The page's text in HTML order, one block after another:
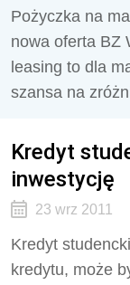
Pożyczka na
nowa oferta BZ
leasing to dla
szansa na
Kredyt
inwestycję
23 wrz 2011
Kredyt
kredytu, może